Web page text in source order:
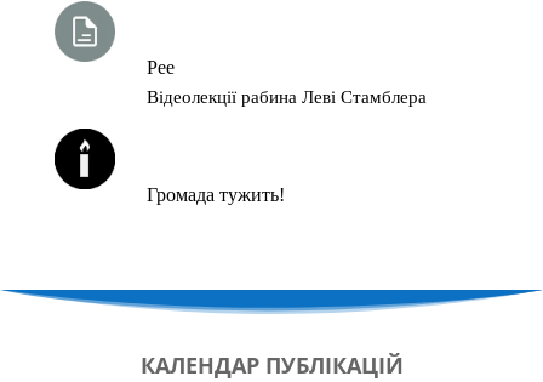
Рее
Відеолекції рабина Леві Стамблера
Громада тужить!
КАЛЕНДАР ПУБЛІКАЦІЙ